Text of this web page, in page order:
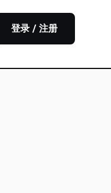
登录 / 注册